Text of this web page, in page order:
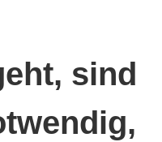
sind